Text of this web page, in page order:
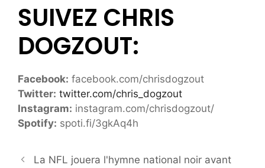
SUIVEZ CHRIS
DOGZOUT:
Facebook: facebook.com/chrisdogzout
Twitter: twitter.com/chris_dogzout
Instagram: instagram.com/chrisdogzout/
Spotify: spoti.fi/3gkAq4h
La NFL jouera l'hymne national noir avant